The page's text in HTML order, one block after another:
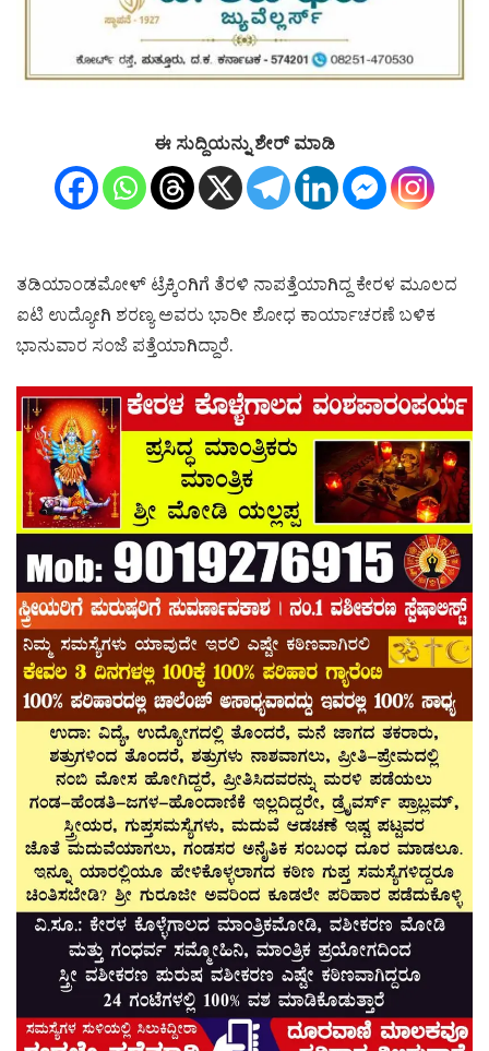
ಈ ಸುದ್ದಿಯನ್ನು ಶೇರ್ ಮಾಡಿ
ತಡಿಯಾಂಡಮೋಳ್ ಟ್ರೆಕ್ಕಿಂಗಿಗೆ ತೆರಳಿ ನಾಪತ್ತೆಯಾಗಿದ್ದ ಕೇರಳ ಮೂಲದ
ಐಟಿ ಉದ್ಯೋಗಿ ಶರಣ್ಯ ಅವರು ಭಾರೀ ಶೋಧ ಕಾರ್ಯಾಚರಣೆ ಬಳಿಕ
ಭಾನುವಾರ ಸಂಜೆ ಪತ್ತೆಯಾಗಿದ್ದಾರೆ.